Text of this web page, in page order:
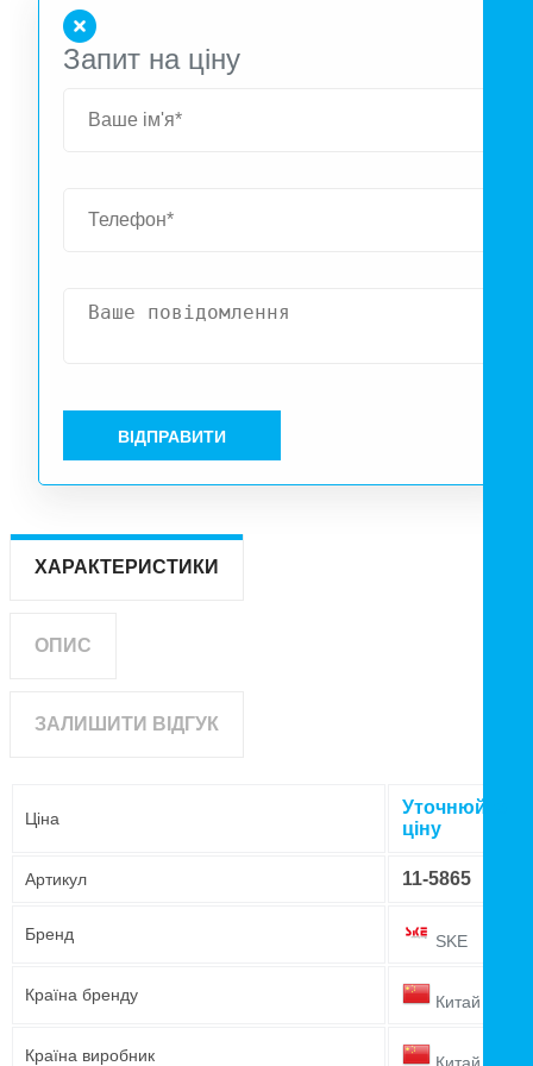
Запит на ціну
ВІДПРАВИТИ
ХАРАКТЕРИСТИКИ
ОПИС
ЗАЛИШИТИ ВІДГУК
Ціна
Уточнюйте
ціну
Артикул 11-5865
Бренд SKE
Країна бренду Китай
Країна виробник